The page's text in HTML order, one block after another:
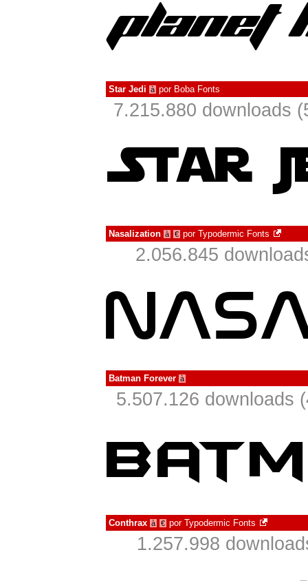
Star Jedi à por Boba Fonts
7.215.880 downloads
Nasalization à € por Typodermic Fonts
2.056.845
Batman Forever à
5.507.126 downloads
Conthrax à € por Typodermic Fonts
1.257.998